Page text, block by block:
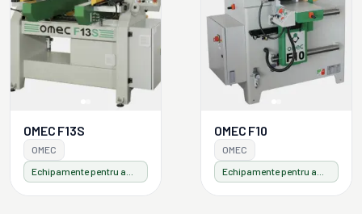
OMEC F13S
OMEC
OMEC F10
OMEC